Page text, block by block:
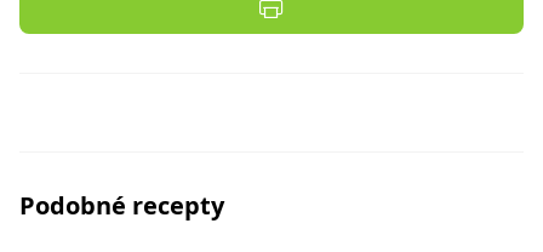
Podobné recepty